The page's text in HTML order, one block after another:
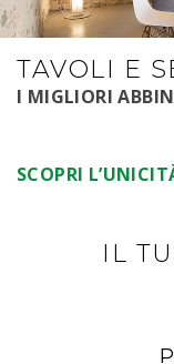
TAVOLI E
I MIGLIORI
SCOPRI
IL